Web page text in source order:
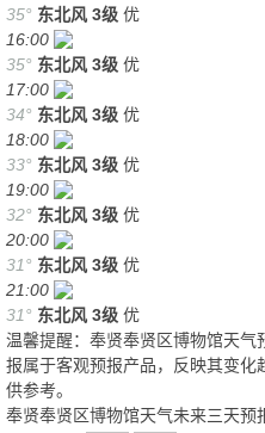
35° 东北风 3级 优
16:00
35° 东北风 3级 优
17:00
34° 东北风 3级 优
18:00
33° 东北风 3级 优
19:00
32° 东北风 3级 优
20:00
31° 东北风 3级 优
21:00
31° 东北风 3级 优
温馨提醒：奉贤奉贤区博物馆天
报属于客观预报产品，反映其变化
供参考。
奉贤奉贤区博物馆天气未来三天预